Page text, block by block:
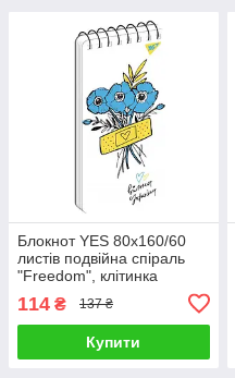
Блокнот YES 80x160/60
листів подвійна спіраль
"Freedom", клітинка
114 ₴ 137 ₴
Купити